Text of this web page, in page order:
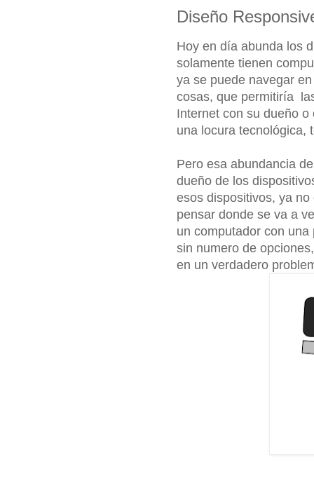
Diseño
Hoy en día abunda los
solamente tienen
ya se puede navegar
cosas, que permitiría
Internet con su dueño
una locura tecnológica,
Pero esa abundancia
dueño de los
esos dispositivos, ya
pensar donde se va a
un computador con
sin numero de
en un verdadero